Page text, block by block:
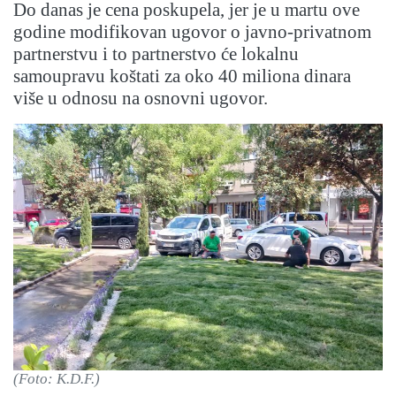
Do danas je cena poskupela, jer je u martu ove
godine modifikovan ugovor o javno-privatnom
partnerstvu i to partnerstvo će lokalnu
samoupravu koštati za oko 40 miliona dinara
više u odnosu na osnovni ugovor.
(Foto: K.D.F.)